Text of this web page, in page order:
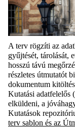
A terv rögzíti az
gyűjtését, tárolását,
hosszú távú
részletes útmutatót
dokumentum
Kutatási adatfelelős (
elküldeni, a
Kutatások
terv sablon és az